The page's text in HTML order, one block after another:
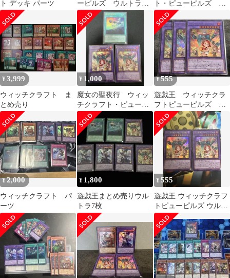
ト デッキ パーツ
ーピルズ ウルトラ 3
枚
ト・ピューピルズ ウ
ルトラ3枚
¥3,999
ウィッチクラフト ま
とめ売り
¥ 1,000
魔女の聖夜行 ウィッ
チクラフト・ピューピ
ルズ ウルトラ セッ
ト
¥555
遊戯王 ウィッチクラ
フトピューピルズ ウ
ルトラレア 3枚セット
¥2,000
ウィッチクラフト パ
ーツ
¥ 1,800
遊戯王まとめ売りウル
トラ7枚
¥555
遊戯王 ウィッチクラフ
トピューピルズ ウルト
ラレア2枚